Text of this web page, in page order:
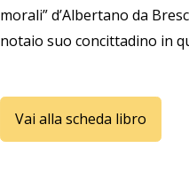
morali” d’Albertano da
notaio suo concittadino in
Vai alla scheda libro